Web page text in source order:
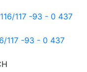
117 -93 - 0 437